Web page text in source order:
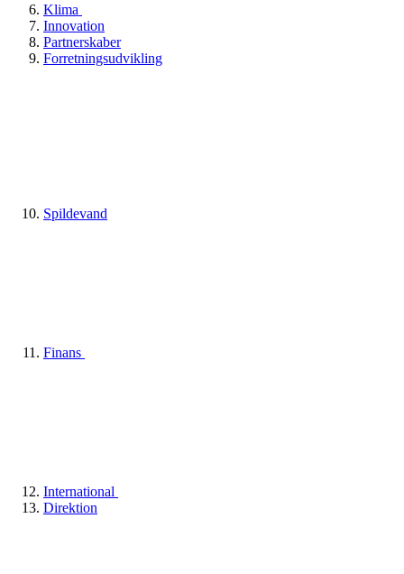
Klima
Innovation
Partnerskaber
Forretningsudvikling
Spildevand
Finans
International
Direktion